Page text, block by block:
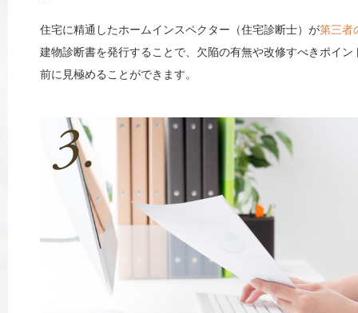
住宅に精通したホームインスペクター（住宅診断士）が第三者
建物診断書を発行することで、欠陥の有無や改修すべきポイ
前に見極めることができます。